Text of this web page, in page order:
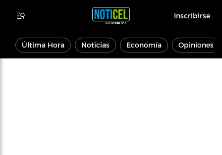
Inscribirse
Última Hora Noticias Economía Opiniones